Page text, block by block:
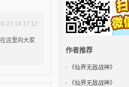
23 14:17:12
这里向大家
作者推荐
《仙界无敌战神》
《仙界无敌战神》